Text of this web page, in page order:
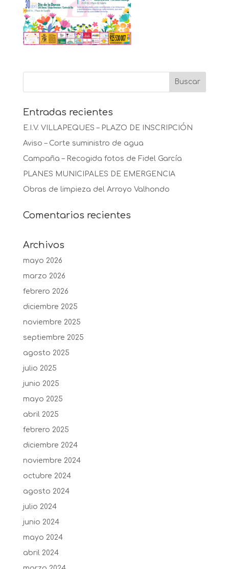
Entradas recientes
E.I.V. VILLAPEQUES – PLAZO DE INSCRIPCIÓN
Aviso – Corte suministro de agua
Campaña – Recogida fotos de Fidel García
PLANES MUNICIPALES DE EMERGENCIA
Obras de limpieza del Arroyo Valhondo
Comentarios recientes
Archivos
mayo 2026
marzo 2026
febrero 2026
diciembre 2025
noviembre 2025
septiembre 2025
agosto 2025
julio 2025
junio 2025
mayo 2025
abril 2025
febrero 2025
diciembre 2024
noviembre 2024
octubre 2024
agosto 2024
julio 2024
junio 2024
mayo 2024
abril 2024